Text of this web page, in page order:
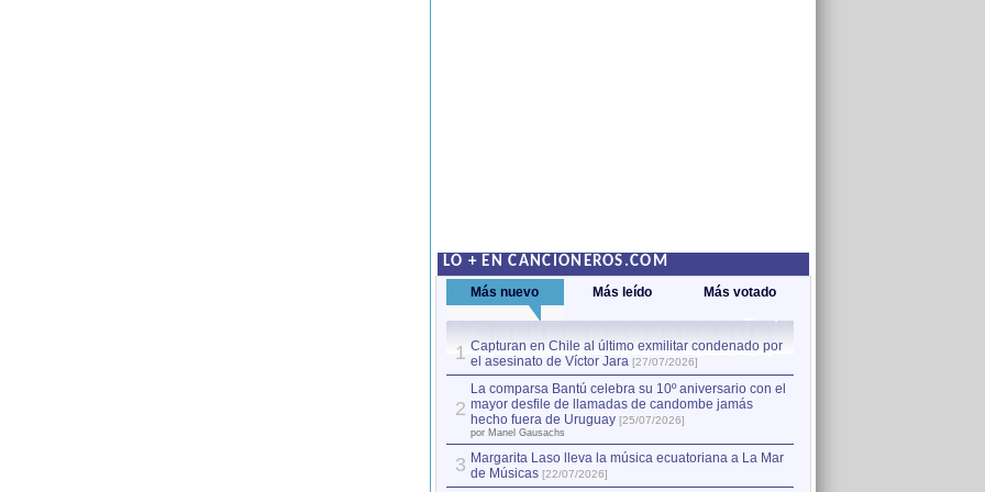
LO + EN CANCIONEROS.COM
Más nuevo Más leído Más votado
1 Capturan en Chile al último exmilitar condenado por
el asesinato de Víctor Jara [27/07/2026]
2
La comparsa Bantú celebra su 10º aniversario con el
mayor desfile de llamadas de candombe jamás
hecho fuera de Uruguay [25/07/2026]
por Manel Gausachs
3 Margarita Laso lleva la música ecuatoriana a La Mar
de Músicas [22/07/2026]